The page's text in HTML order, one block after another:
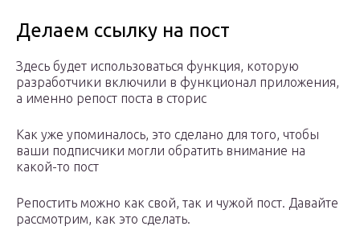
Делаем ссылку на пост
Здесь будет использоваться функция, которую
разработчики включили в функционал приложения,
а именно репост поста в сторис
Как уже упоминалось, это сделано для того, чтобы
ваши подписчики могли обратить внимание на
какой-то пост
Репостить можно как свой, так и чужой пост. Давайте
рассмотрим, как это сделать.